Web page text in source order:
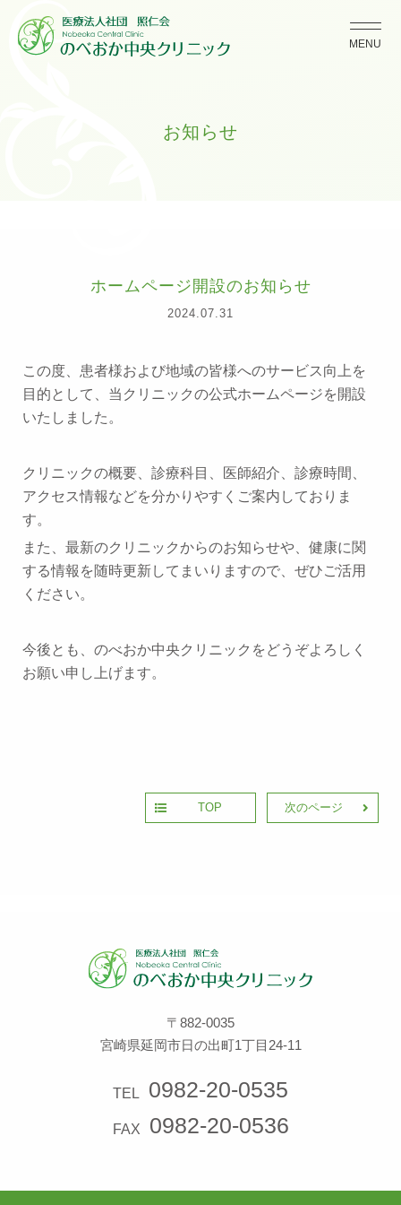
MENU
お知らせ
ホームページ開設のお知らせ
2024.07.31
この度、患者様および地域の皆様へのサービス向上を
目的として、当クリニックの公式ホームページを開設
いたしました。
クリニックの概要、診療科目、医師紹介、診療時間、
アクセス情報などを分かりやすくご案内しておりま
す。
また、最新のクリニックからのお知らせや、健康に関
する情報を随時更新してまいりますので、ぜひご活用
ください。
今後とも、のべおか中央クリニックをどうぞよろしく
お願い申し上げます。
TOP 次のページ
〒882-0035
宮崎県延岡市日の出町1丁目24-11
TEL 0982-20-0535
FAX 0982-20-0536